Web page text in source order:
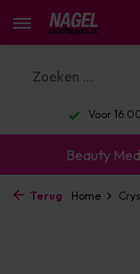
Voor
Beauty
Terug Home